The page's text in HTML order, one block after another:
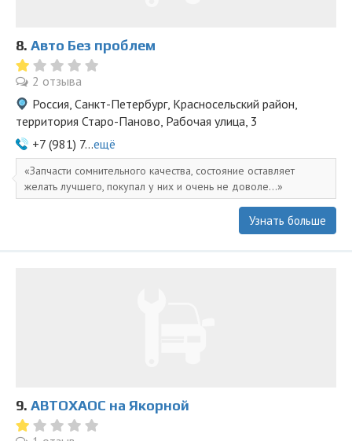
8. Авто Без проблем
2 отзыва
Россия, Санкт-Петербург, Красносельский район,
территория Старо-Паново, Рабочая улица, 3
+7 (981) 7...ещё
Запчасти сомнительного качества, состояние оставляет
желать лучшего, покупал у них и очень не доволе...
Узнать больше
9. АВТОХАОС на Якорной